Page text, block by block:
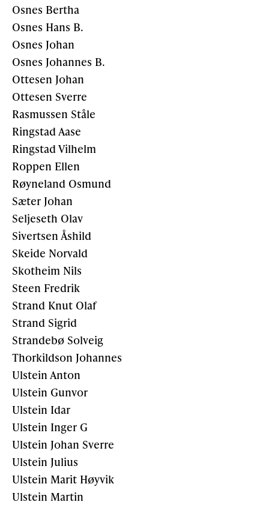
Osnes Bertha
Osnes Hans B.
Osnes Johan
Osnes Johannes B.
Ottesen Johan
Ottesen Sverre
Rasmussen Ståle
Ringstad Aase
Ringstad Vilhelm
Roppen Ellen
Røyne­land Osmund
Sæter Johan
Seljeseth Olav
Sivertsen Åshild
Skeide Norvald
Skotheim Nils
Steen Fredrik
Strand Knut Olaf
Strand Sigrid
Strandebø Solveig
Thorkildson Johannes
Ulstein Anton
Ulstein Gunvor
Ulstein Idar
Ulstein Inger G
Ulstein Johan Sverre
Ulstein Julius
Ulstein Marit Høyvik
Ulstein Martin